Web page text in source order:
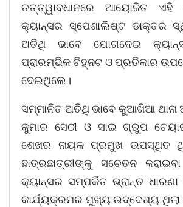
ତତ୍ତ୍ୱାବଧାନରେ ଆୟୋଜିତ ଏହି
କ୍ୟାନ୍ସର ସ୍ପେଶାଲିଷ୍ଟ ଡାକ୍ତର
ଅତିଥି ଭାବେ ଯୋଗଦେଇ
ପ୍ରାରମ୍ଭିକ ଚିହ୍ନଟ ଓ ପ୍ରତିକାର
ଦେଇଥିଲେ।
ସମ୍ମାନିତ ଅତିଥି ଭାବେ କୁଆଖିଆ ଥାନା
କୁମାର ସେଠୀ ଓ ସାଇ ଗ୍ରୁପ
ଶେଖର ନାୟକ ପ୍ରମୁଖ ଉପସ୍ଥିତ
ଛାତ୍ରଛାତ୍ରୀଙ୍କୁ ସଚେତନ
କ୍ୟାନ୍ସର ସମ୍ପର୍କିତ ଭ୍ରାନ୍ତ
କାର୍ଯ୍ୟକ୍ରମର ମୁଖ୍ୟ ଉଦ୍ଦେଶ୍ୟ